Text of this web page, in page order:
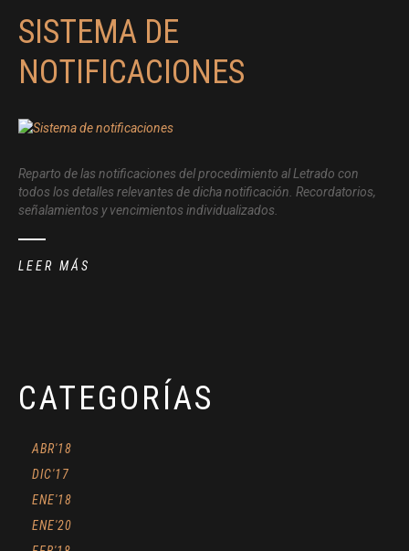
SISTEMA DE
NOTIFICACIONES
Reparto de las notificaciones del procedimiento al Letrado con
todos los detalles relevantes de dicha notificación. Recordatorios,
señalamientos y vencimientos individualizados.
LEER MÁS
CATEGORÍAS
ABR'18
DIC'17
ENE'18
ENE'20